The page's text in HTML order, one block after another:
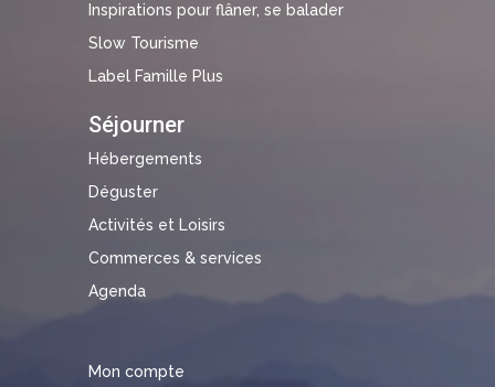
Inspirations pour flâner, se balader
Slow Tourisme
Label Famille Plus
Séjourner
Hébergements
Déguster
Activités et Loisirs
Commerces & services
Agenda
Mon compte